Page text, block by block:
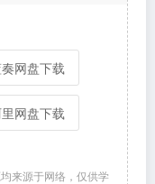
网盘下载
网盘下载
来源于网络，仅供学